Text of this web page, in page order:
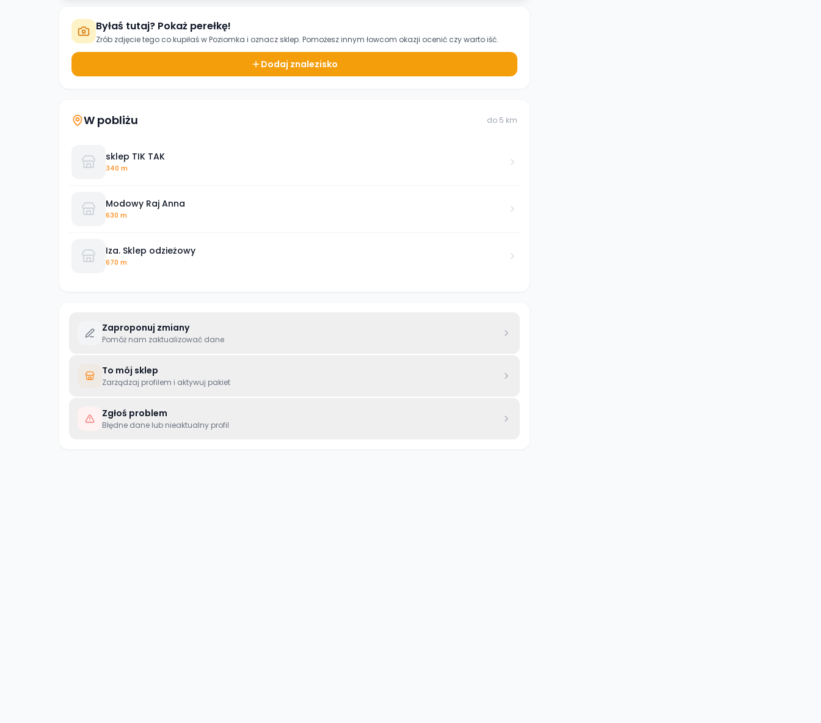
Byłaś tutaj? Pokaż perełkę!
Zrób zdjęcie tego co kupiłaś wPoziomka i oznacz sklep. Pomożesz innym łowcom okazji ocenić czy warto iść.
Dodaj znalezisko
W pobliżu do 5 km
sklep TIK TAK
340 m
Modowy Raj Anna
630 m
Iza. Sklep odzieżowy
670 m
Zaproponuj zmiany
Pomóż nam zaktualizować dane
To mój sklep
Zarządzaj profilem i aktywuj pakiet
Zgłoś problem
Błędne dane lub nieaktualny profil